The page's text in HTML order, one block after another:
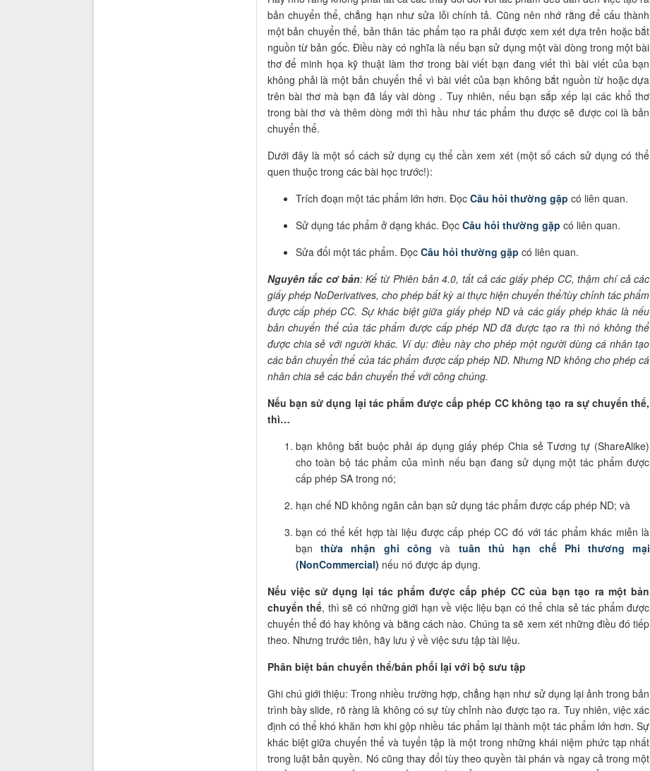
bản chuyển thể, chẳng hạn như sửa lỗi chính tả. Cũng nên nhớ rằng để cấu thành
một bản chuyển thể, bản thân tác phẩm tạo ra phải được xem xét dựa trên hoặc bắt
nguồn từ bản gốc. Điều này có nghĩa là nếu bạn sử dụng một vài dòng trong một bài
thơ để minh họa kỹ thuật làm thơ trong bài viết bạn đang viết thì bài viết của bạn
không phải là một bản chuyển thể vì bài viết của bạn không bắt nguồn từ hoặc dựa
trên bài thơ mà bạn đã lấy vài dòng . Tuy nhiên, nếu bạn sắp xếp lại các khổ thơ
trong bài thơ và thêm dòng mới thì hầu như tác phẩm thu được sẽ được coi là bản
chuyển thể.
Dưới đây là một số cách sử dụng cụ thể cần xem xét (một số cách sử dụng có thể
quen thuộc trong các bài học trước!):
Trích đoạn một tác phẩm lớn hơn. Đọc Câu hỏi thường gặp có liên quan.
Sử dụng tác phẩm ở dạng khác. Đọc Câu hỏi thường gặp có liên quan.
Sửa đổi một tác phẩm. Đọc Câu hỏi thường gặp có liên quan.
Nguyên tắc cơ bản: Kể từ Phiên bản 4.0, tất cả các giấy phép CC, thậm chí cả các
giấy phép NoDerivatives, cho phép bất kỳ ai thực hiện chuyển thể/tùy chỉnh tác phẩm
được cấp phép CC. Sự khác biệt giữa giấy phép ND và các giấy phép khác là nếu
bản chuyển thể của tác phẩm được cấp phép ND đã được tạo ra thì nó không thể
được chia sẻ với người khác. Ví dụ: điều này cho phép một người dùng cá nhân tạo
các bản chuyển thể của tác phẩm được cấp phép ND. Nhưng ND không cho phép cá
nhân chia sẻ các bản chuyển thể với công chúng.
Nếu bạn sử dụng lại tác phẩm được cấp phép CC không tạo ra sự chuyển thể,
thì…
bạn không bắt buộc phải áp dụng giấy phép Chia sẻ Tương tự (ShareAlike)
cho toàn bộ tác phẩm của mình nếu bạn đang sử dụng một tác phẩm được
cấp phép SA trong nó;
hạn chế ND không ngăn cản bạn sử dụng tác phẩm được cấp phép ND; và
bạn có thể kết hợp tài liệu được cấp phép CC đó với tác phẩm khác miễn là
bạn thừa nhận ghi công và tuân thủ hạn chế Phi thương mại
(NonCommercial) nếu nó được áp dụng.
Nếu việc sử dụng lại tác phẩm được cấp phép CC của bạn tạo ra một bản
chuyển thể, thì sẽ có những giới hạn về việc liệu bạn có thể chia sẻ tác phẩm được
chuyển thể đó hay không và bằng cách nào. Chúng ta sẽ xem xét những điều đó tiếp
theo. Nhưng trước tiên, hãy lưu ý về việc sưu tập tài liệu.
Phân biệt bản chuyển thể/bản phối lại với bộ sưu tập
Ghi chú giới thiệu: Trong nhiều trường hợp, chẳng hạn như sử dụng lại ảnh trong bản
trình bày slide, rõ ràng là không có sự tùy chỉnh nào được tạo ra. Tuy nhiên, việc xác
định có thể khó khăn hơn khi gộp nhiều tác phẩm lại thành một tác phẩm lớn hơn. Sự
khác biệt giữa chuyển thể và tuyển tập là một trong những khái niệm phức tạp nhất
trong luật bản quyền. Nó cũng thay đổi tùy theo quyền tài phán và ngay cả trong một